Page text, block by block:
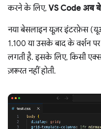
करने के लिए, VS Code अब
नया बेसलाइन यूज़र इंटरफ़ेस
1.100 या उसके बाद के वर्शन
लगती है. इसके लिए, किसी
ज़रूरत नहीं होती.